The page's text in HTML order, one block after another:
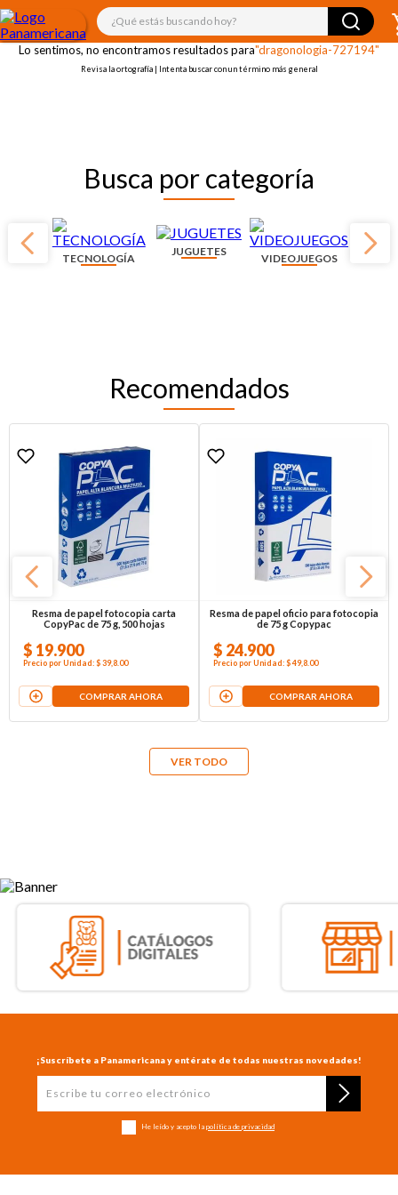
¿Qué estás buscando hoy?
¡OOPS!
Lo sentimos, no encontramos resultados para"dragonologia-727194"
Revisa la ortografía | Intenta buscar con un término más general
Busca por categoría
TECNOLOGÍA
JUGUETES
VIDEOJUEGOS
Recomendados
Resma de papel fotocopia carta
CopyPac de 75 g, 500 hojas
$ 19.900
Precio porUnidad:$ 39,8.00
COMPRAR AHORA
Resma de papel oficio para fotocopia
de 75 g Copypac
$ 24.900
Precio porUnidad:$ 49,8.00
COMPRAR AHORA
VER TODO
¡Suscríbete a Panamericana y entérate de todas nuestras novedades!
He leído y acepto la política de privacidad